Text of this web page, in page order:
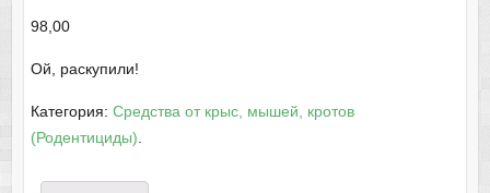
98,00
Ой, раскупили!
Категория: Средства от крыс, мышей, кротов
(Родентициды).